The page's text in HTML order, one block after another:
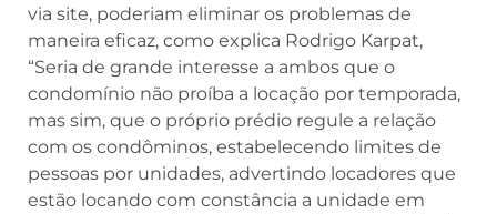
via site, poderiam eliminar os problemas de
maneira eficaz, como explica Rodrigo Karpat,
“Seria de grande interesse a ambos que o
condomínio não proíba a locação por temporada,
mas sim, que o próprio prédio regule a relação
com os condôminos, estabelecendo limites de
pessoas por unidades, advertindo locadores que
estão locando com constância a unidade em